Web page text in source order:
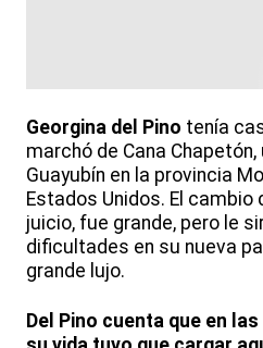
Georgina del Pino tenía
marchó de Cana
Guayubín en la provincia
Estados Unidos. El cambio
juicio, fue grande, pero le
dificultades en su nueva
grande lujo.
Del Pino cuenta que en